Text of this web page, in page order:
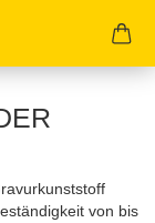
von bis